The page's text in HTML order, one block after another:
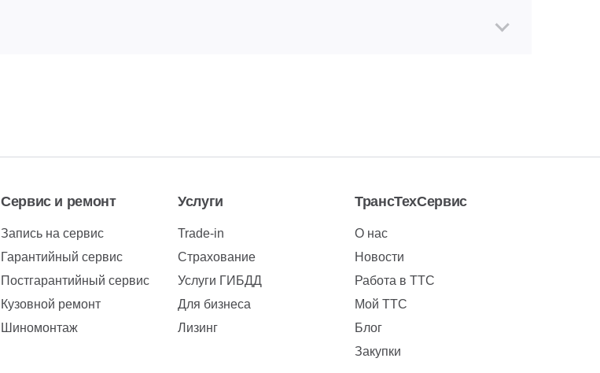
Сервис и ремонт
Запись на сервис
Гарантийный сервис
Постгарантийный сервис
Кузовной ремонт
Шиномонтаж
Услуги
Trade-in
Страхование
Услуги ГИБДД
Для бизнеса
Лизинг
ТрансТехСервис
О нас
Новости
Работа в ТТС
Мой ТТС
Блог
Закупки